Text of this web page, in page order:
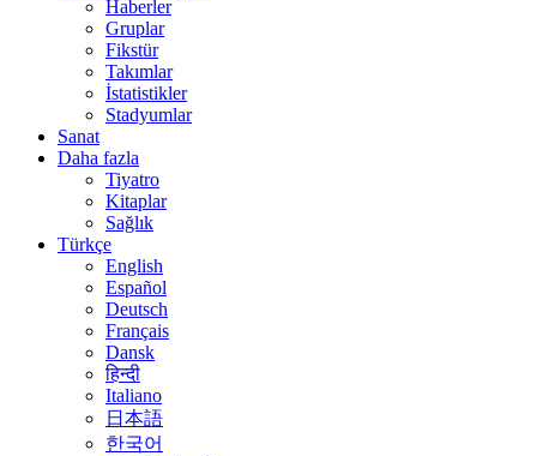
Haberler
Gruplar
Fikstür
Takımlar
İstatistikler
Stadyumlar
Sanat
Daha fazla
Tiyatro
Kitaplar
Sağlık
Türkçe
English
Español
Deutsch
Français
Dansk
हिन्दी
Italiano
日本語
한국어